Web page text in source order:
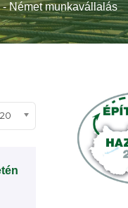
Német munkavállalás
#
20